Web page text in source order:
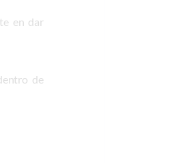
en dar
de